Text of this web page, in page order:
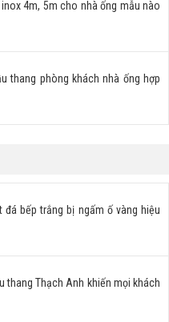
4m, 5m cho nhà ống mẫu nào
thang phòng khách nhà ống hợp
bếp trắng bị ngấm ố vàng hiệu
thang Thạch Anh khiến mọi khách